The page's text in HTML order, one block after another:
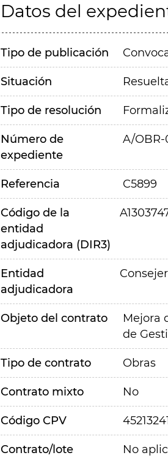
Datos del
Tipo de publicación
Situación
Tipo de resolución
Número de
expediente
A/OBR-
Referencia C5899
Código de la
entidad
adjudicadora (DIR3)
Entidad
adjudicadora
Objeto del contrato
Mejora
de
Tipo de contrato Obras
Contrato mixto No
Código CPV
Contrato/lote
No